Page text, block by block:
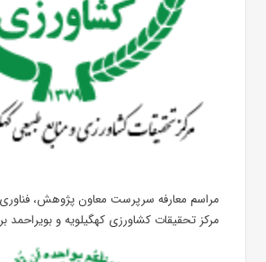
مراسم معارفه سرپرست معاون پژوهش، فناوری
مرکز تحقیقات کشاورزی کهگیلویه و بویراحمد